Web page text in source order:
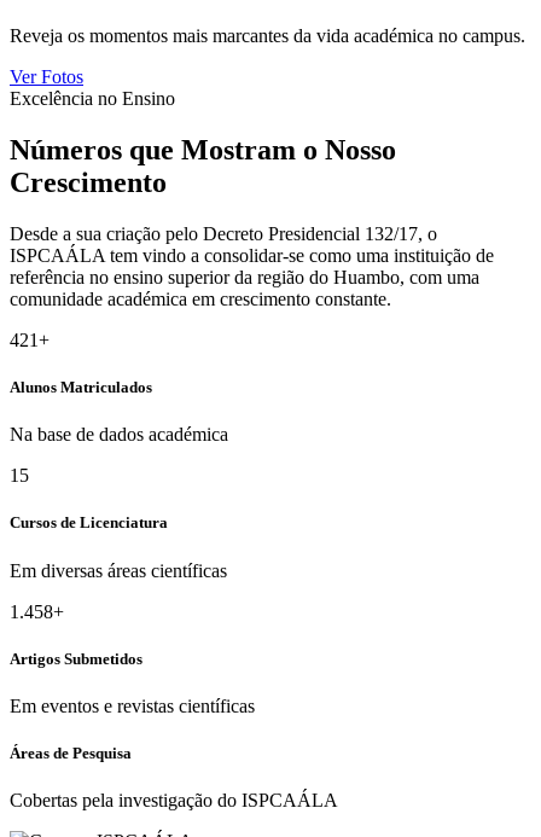
Reveja os momentos mais marcantes da vida académica no campus.
Ver Fotos
Excelência no Ensino
Números que Mostram o Nosso
Crescimento
Desde a sua criação pelo Decreto Presidencial 132/17, o
ISPCAÁLA tem vindo a consolidar-se como uma instituição de
referência no ensino superior da região do Huambo, com uma
comunidade académica em crescimento constante.
421+
Alunos Matriculados
Na base de dados académica
15
Cursos de Licenciatura
Em diversas áreas científicas
1.458+
Artigos Submetidos
Em eventos e revistas científicas
Áreas de Pesquisa
Cobertas pela investigação do ISPCAÁLA